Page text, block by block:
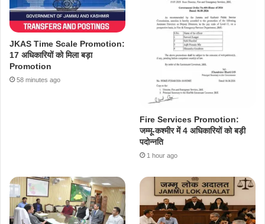
JKAS Time Scale Promotion:
17 अधिकारियों को मिला बड़ा
Promotion
58 minutes ago
Fire Services Promotion:
जम्मू-कश्मीर में 4 अधिकारियों को बड़ी
पदोन्नति
1 hour ago